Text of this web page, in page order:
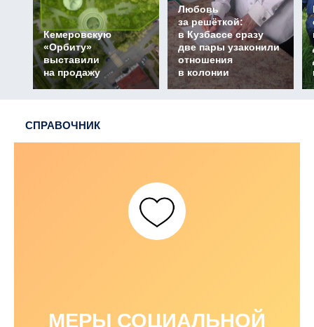
Кемеровскую
«Орбиту»
выставили
на продажу
Любовь
за решёткой:
в Кузбассе сразу
две пары узаконили
отношения
в колонии
СПРАВОЧНИК
МЕРЫ СОЦИАЛЬНОЙ